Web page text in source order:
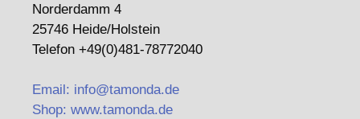
Norderdamm 4
25746 Heide/Holstein
Telefon +49(0)481-78772040
Email: info@tamonda.de
Shop: www.tamonda.de